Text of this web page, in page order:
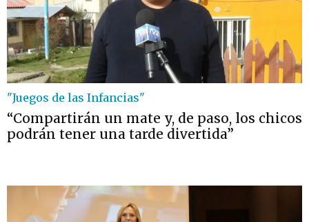
"Juegos de las Infancias"
“Compartirán un mate y, de paso, los chicos
podrán tener una tarde divertida”